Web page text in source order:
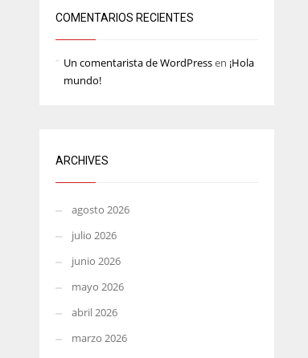
MIN
24
COMENTARIOS RECIENTES
Un comentarista de WordPressen ¡Hola
mundo!
ARCHIVES
agosto 2026
julio 2026
junio 2026
mayo 2026
abril 2026
marzo 2026